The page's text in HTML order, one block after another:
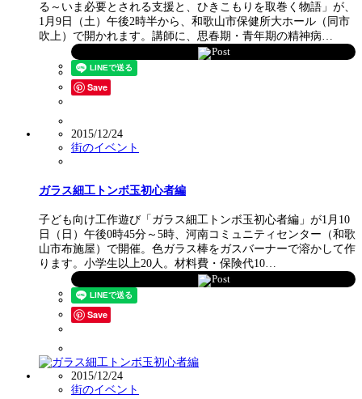
る～いま必要とされる支援と、ひきこもりを取巻く物語」が、
1月9日（土）午後2時半から、和歌山市保健所大ホール（同市
吹上）で開かれます。講師に、思春期・青年期の精神病…
Post
Save
2015/12/24
街のイベント
ガラス細工トンボ玉初心者編
子ども向け工作遊び「ガラス細工トンボ玉初心者編」が1月10
日（日）午後0時45分～5時、河南コミュニティセンター（和歌
山市布施屋）で開催。色ガラス棒をガスバーナーで溶かして作
ります。小学生以上20人。材料費・保険代10…
Post
Save
2015/12/24
街のイベント